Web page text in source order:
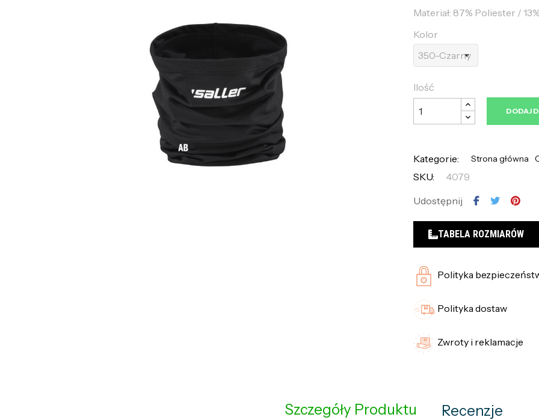
Materiał: 87% Poliester /
Kolor
Ilość
DODAJ
Kategorie: Strona główna
SKU:
4079
Udostępnij
TABELA ROZMIARÓW
Polityka
Polityka dostaw
Zwroty i reklamacje
Szczegóły Produktu Recenzje